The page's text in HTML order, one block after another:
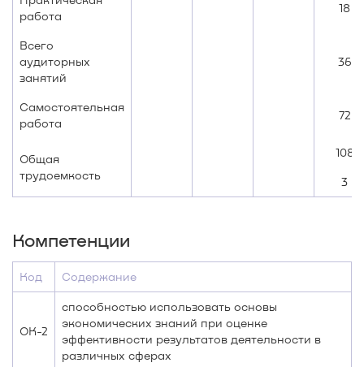
работа
18
Всего
аудиторных
занятий
36
Самостоятельная
работа
72
Общая
трудоемкость
108
3
Компетенции
Код Содержание
ОК-2
способностью использовать основы
экономических знаний при оценке
эффективности результатов деятельности в
различных сферах